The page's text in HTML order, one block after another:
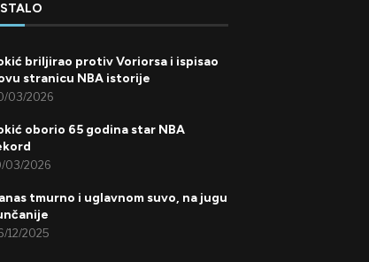
briljirao protiv Voriorsa i ispisao
stranicu NBA istorije
03/2026
oborio 65 godina star NBA
03/2026
tmurno i uglavnom suvo, na jugu
12/2025